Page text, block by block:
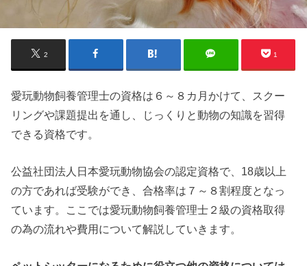
2 1
愛玩動物飼養管理士の資格は６～８カ月かけて、スクー
リングや課題提出を通し、じっくりと動物の知識を習得
できる資格です。
公益社団法人日本愛玩動物協会の認定資格で、18歳以上
の方であれば受験ができ、合格率は７～８割程度となっ
ています。ここでは愛玩動物飼養管理士２級の資格取得
の為の流れや費用について解説していきます。